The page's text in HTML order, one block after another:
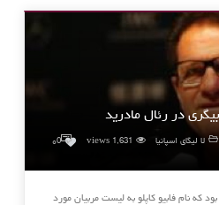
در رئال مادرید
لا لیگای اسپانیا 1,631 views
0۰
که نام فابیو کاپلو به لیست مربیان مورد